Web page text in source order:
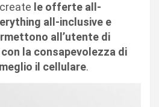
le offerte all-
all-inclusive e
all’utente di
la consapevolezza di
il cellulare.